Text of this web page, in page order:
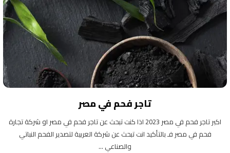
تاجر فحم في مصر
اكبر تاجر فحم في مصر 2023 اذا كنت تبحث عن تاجر فحم في مصر او شركة تجارة
فحم في مصر فـ بالتأكيد انت تبحث عن شركة العربية لتصدير الفحم النباتي
والصناعي ...